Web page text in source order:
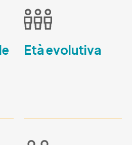
Età evolutiva